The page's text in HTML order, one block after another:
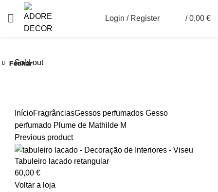
Login / Register / 0,00 €
Sold out
InícioFragrânciasGessos perfumados Gesso
perfumado Plume de Mathilde M
Previous product
Tabuleiro lacado retangular
60,00 €
Voltar a loja
Fechar
Fechar
Fechar
Fechar
Fechar
Fechar